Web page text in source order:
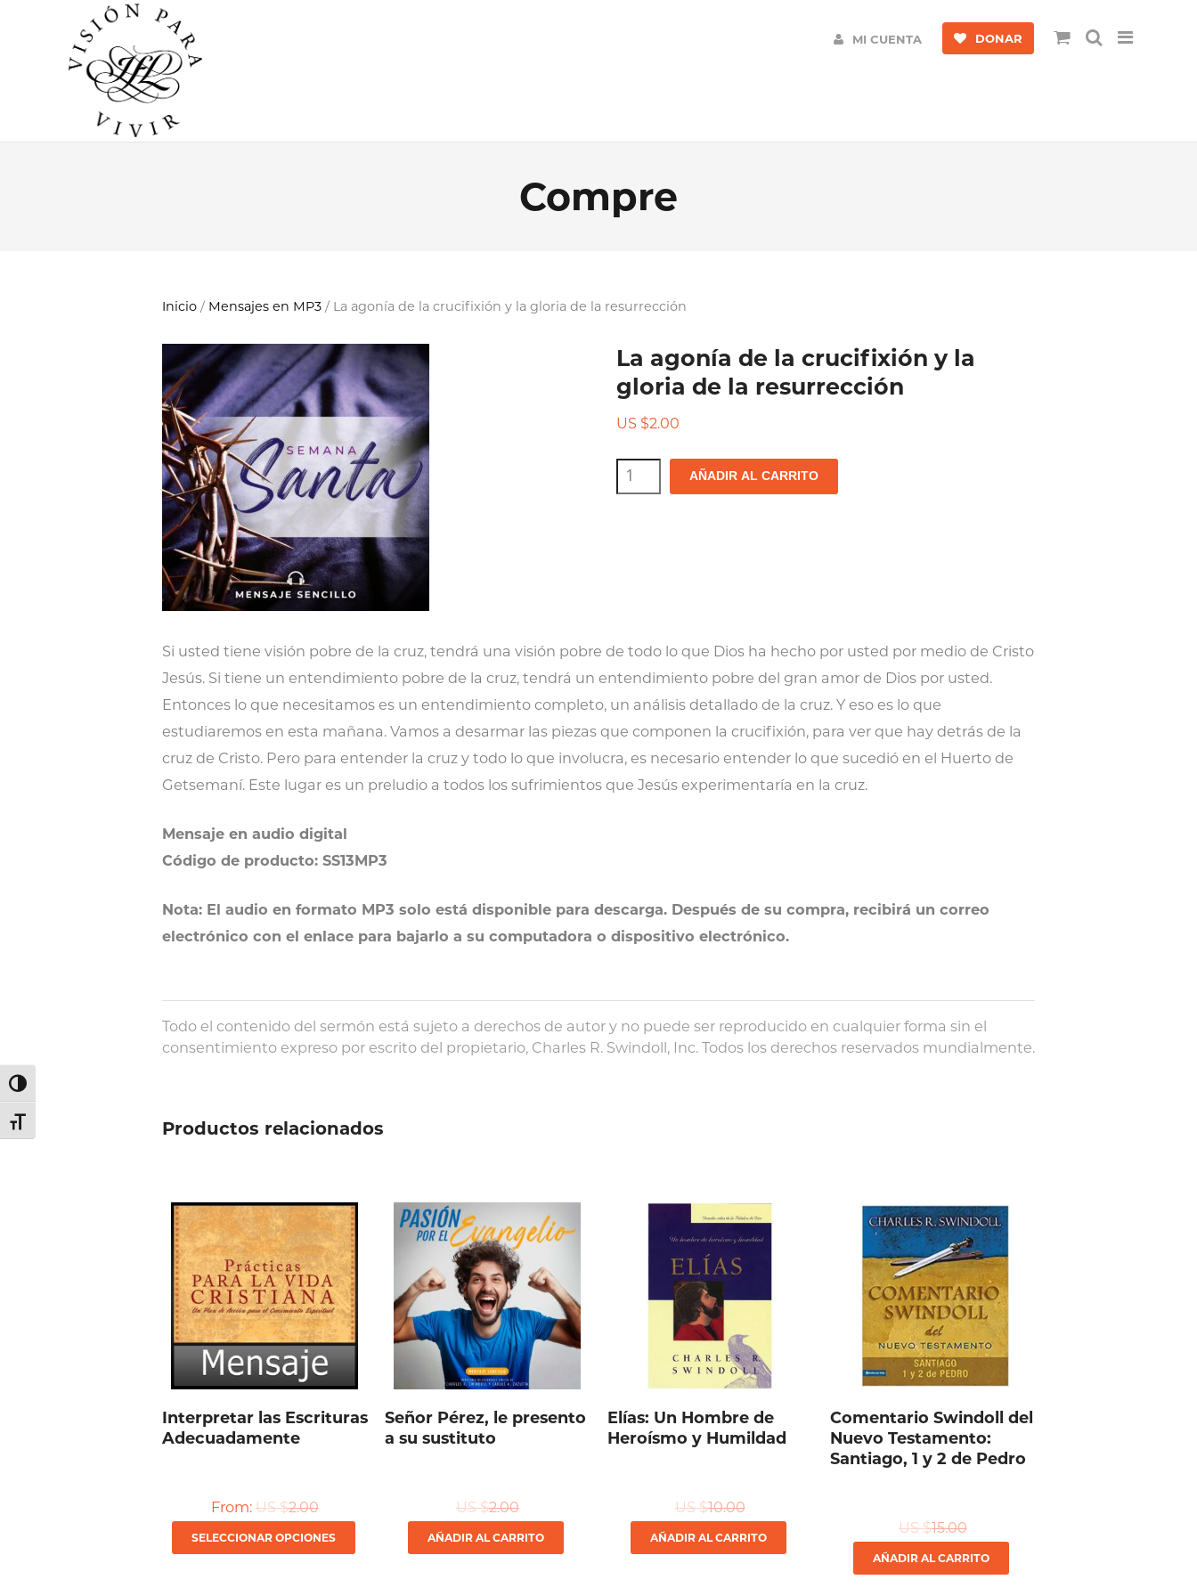
Alternar alto contraste
Alternar tamaño de letra
MI CUENTA DONAR
Compre
Inicio / Mensajes en MP3 / La agonía de la crucifixión y la gloria de la resurrección
La agonía de la crucifixión y la
gloria de la resurrección
US $2.00
La
agonía
la
gloria
de
la
resurrección
cantidad
AÑADIR AL CARRITO
Si usted tiene visión pobre de la cruz, tendrá una visión pobre de todo lo que Dios ha hecho por usted por medio de Cristo
Jesús. Si tiene un entendimiento pobre de la cruz, tendrá un entendimiento pobre del gran amor de Dios por usted.
Entonces lo que necesitamos es un entendimiento completo, un análisis detallado de la cruz. Y eso es lo que
estudiaremos en esta mañana. Vamos a desarmar las piezas que componen la crucifixión, para ver que hay detrás de la
cruz de Cristo. Pero para entender la cruz y todo lo que involucra, es necesario entender lo que sucedió en el Huerto de
Getsemaní. Este lugar es un preludio a todos los sufrimientos que Jesús experimentaría en la cruz.
Mensaje en audio digital
Código de producto: SS13MP3
Nota: El audio en formato MP3 solo está disponible para descarga. Después de su compra, recibirá un correo
electrónico con el enlace para bajarlo a su computadora o dispositivo electrónico.
Todo el contenido del sermón está sujeto a derechos de autor y no puede ser reproducido en cualquier forma sin el
consentimiento expreso por escrito del propietario, Charles R. Swindoll, Inc. Todos los derechos reservados mundialmente.
Productos relacionados
Interpretar las Escrituras
Adecuadamente
From: US $2.00
SELECCIONAR OPCIONES
Señor Pérez, le presento
a su sustituto
US $2.00
AÑADIR AL CARRITO
Elías: Un Hombre de
Heroísmo y Humildad
US $10.00
AÑADIR AL CARRITO
Comentario Swindoll del
Nuevo Testamento:
Santiago, 1 y 2 de Pedro
US $15.00
AÑADIR AL CARRITO